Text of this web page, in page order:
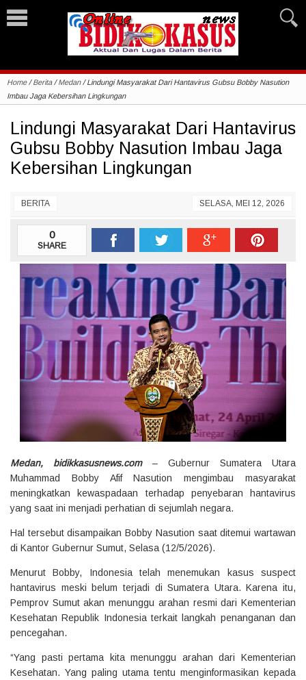
Home/Berita/Medan/Lindungi Masyarakat Dari Hantavirus Gubsu Bobby Nasution
Imbau Jaga Kebersihan Lingkungan
Lindungi Masyarakat Dari Hantavirus
Gubsu Bobby Nasution Imbau Jaga
Kebersihan Lingkungan
BERITA SELASA, MEI 12, 2026
0
SHARE
Medan, bidikkasusnews.com– Gubernur Sumatera Utara
Muhammad Bobby Afif Nasution mengimbau masyarakat
meningkatkan kewaspadaan terhadap penyebaran hantavirus
yang saat ini menjadi perhatian di sejumlah negara.
Hal tersebut disampaikan Bobby Nasution saat ditemui wartawan
di Kantor Gubernur Sumut, Selasa (12/5/2026).
Menurut Bobby, Indonesia telah menemukan kasus suspect
hantavirus meski belum terjadi di Sumatera Utara. Karena itu,
Pemprov Sumut akan menunggu arahan resmi dari Kementerian
Kesehatan Republik Indonesia terkait langkah penanganan dan
pencegahan.
“Yang pasti pertama kita menunggu arahan dari Kementerian
Kesehatan. Yang paling utama tentu menginformasikan kepada